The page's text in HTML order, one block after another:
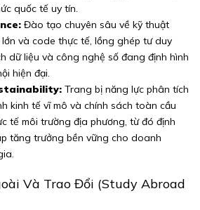
quốc tế uy tín.
Đào tạo chuyên sâu về kỹ thuật
và code thực tế, lồng ghép tư duy
dữ liệu và công nghệ số đang định hình
hiện đại.
Trang bị năng lực phân tích
kinh tế vĩ mô và chính sách toàn cầu
tế môi trường địa phương, từ đó định
tăng trưởng bền vững cho doanh
Và Trao Đổi (Study Abroad